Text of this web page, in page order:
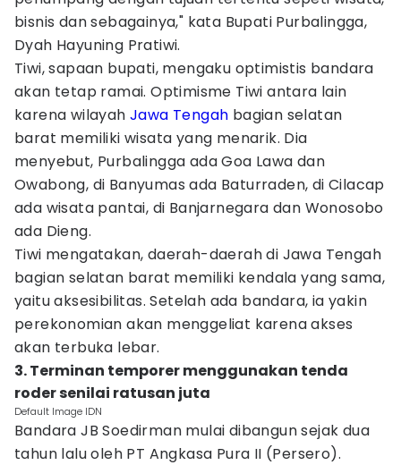
bisnis dan sebagainya," kata Bupati Purbalingga,
Dyah Hayuning Pratiwi.
Tiwi, sapaan bupati, mengaku optimistis bandara
akan tetap ramai. Optimisme Tiwi antara lain
karena wilayahJawa Tengah bagian selatan
barat memiliki wisata yang menarik. Dia
menyebut, Purbalingga ada Goa Lawa dan
Owabong, di Banyumas ada Baturraden, di Cilacap
ada wisata pantai, di Banjarnegara dan Wonosobo
ada Dieng.
Tiwi mengatakan, daerah-daerah di Jawa Tengah
bagian selatan barat memiliki kendala yang sama,
yaitu aksesibilitas. Setelah ada bandara, ia yakin
perekonomian akan menggeliat karena akses
akan terbuka lebar.
3. Terminan temporer menggunakan tenda
roder senilai ratusan juta
Default Image IDN
Bandara JB Soedirman mulai dibangun sejak dua
tahun lalu oleh PT Angkasa Pura II (Persero).